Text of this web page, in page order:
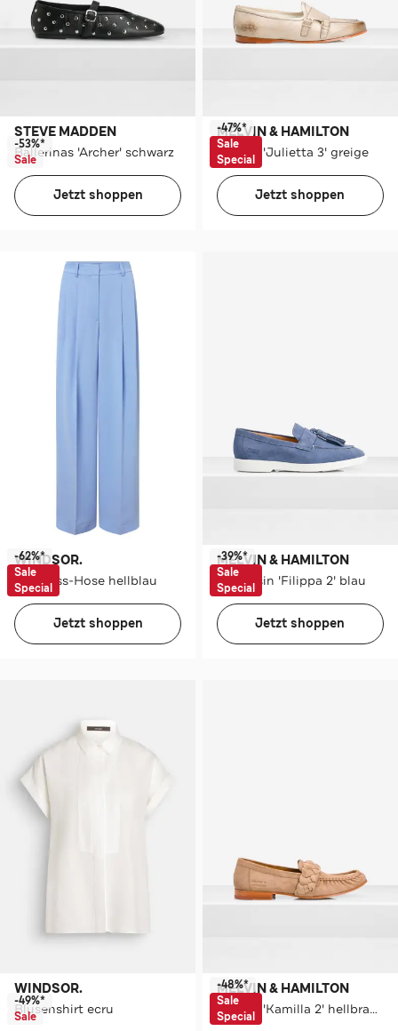
STEVE MADDEN
Ballerinas 'Archer' schwarz
-53%*
Sale
Jetzt shoppen
MELVIN & HAMILTON
Slipper 'Julietta 3' greige
-47%*
Sale
Special
Jetzt shoppen
WINDSOR.
Business-Hose hellblau
-62%*
Sale
Special
Jetzt shoppen
MELVIN & HAMILTON
Mokassin 'Filippa 2' blau
-39%*
Sale
Special
Jetzt shoppen
WINDSOR.
Blusenshirt ecru
-49%*
Sale
MELVIN & HAMILTON
Slipper 'Kamilla 2' hellbraun
-48%*
Sale
Special